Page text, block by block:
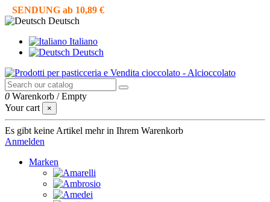
SENDUNG ab 10,89 €
Deutsch
Italiano
Deutsch
0 Warenkorb /Empty
Your cart
×
Es gibt keine Artikel mehr in Ihrem Warenkorb
Anmelden
Marken